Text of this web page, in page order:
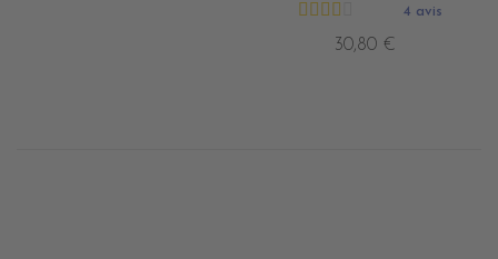
4 avis
30,80 €